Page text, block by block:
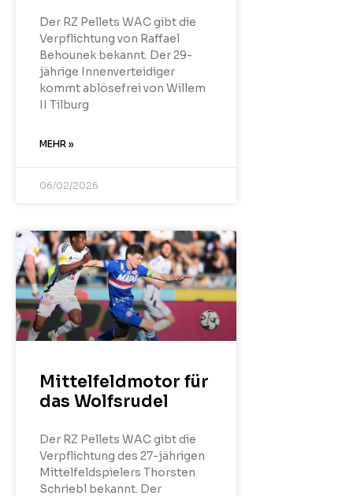
Der RZ Pellets WAC gibt die
Verpflichtung von Raffael
Behounek bekannt. Der 29-
jährige Innenverteidiger
kommt ablösefrei von Willem
II Tilburg
MEHR »
06/02/2026
Mittelfeldmotor für
das Wolfsrudel
Der RZ Pellets WAC gibt die
Verpflichtung des 27-jährigen
Mittelfeldspielers Thorsten
Schriebl bekannt. Der